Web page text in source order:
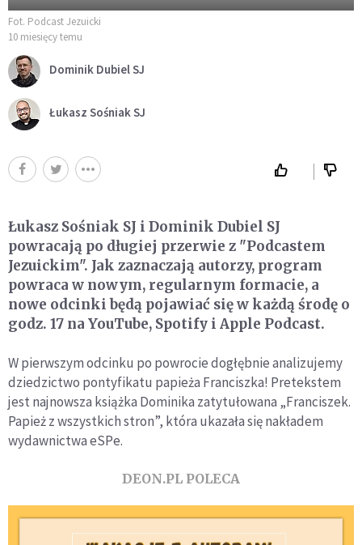
Fot. Podcast Jezuicki
10 miesięcy temu
Dominik Dubiel SJ
Łukasz Sośniak SJ
Łukasz Sośniak SJ i Dominik Dubiel SJ
powracają po długiej przerwie z "Podcastem
Jezuickim". Jak zaznaczają autorzy, program
powraca w nowym, regularnym formacie, a
nowe odcinki będą pojawiać się w każdą środę o
godz. 17 na YouTube, Spotify i Apple Podcast.
W pierwszym odcinku po powrocie dogłębnie analizujemy
dziedzictwo pontyfikatu papieża Franciszka! Pretekstem
jest najnowsza książka Dominika zatytułowana „Franciszek.
Papież z wszystkich stron”, która ukazała się nakładem
wydawnictwa eSPe.
DEON.PL POLECA